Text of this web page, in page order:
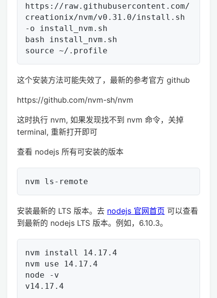
https://raw.githubusercontent.com/
creationix/nvm/v0.31.0/install.sh
-o install_nvm.sh
bash install_nvm.sh
这个安装方法可能失效了，最新的参考官方 github
https://github.com/nvm-sh/nvm
这时执行 nvm, 如果发现找不到 nvm 命令，关掉
terminal, 重新打开即可
查看 nodejs 所有可安装的版本
安装最新的 LTS 版本。去 nodejs 官网首页 可以查看
到最新的 nodejs LTS 版本。例如，6.10.3。
nvm install 14.17.4
nvm use 14.17.4
node -v